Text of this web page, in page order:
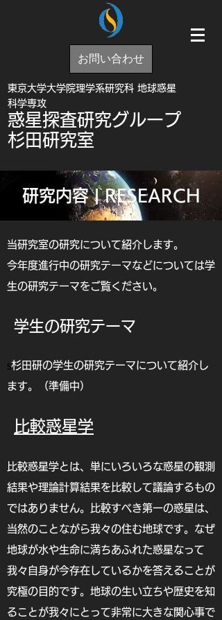
お問い合わせ
東京大学大学院理学系研究科 地球惑星
科学専攻
惑星探査研究グループ
杉田研究室
研究内容 | RESEARCH
当研究室の研究について紹介します。
今年度進行中の研究テーマなどについては学
生の研究テーマをご覧ください。
​学生の研究テーマ
s​杉田研の学生の研究テーマについて紹介し
ます。（準備中）
比較惑星学
比較惑星学とは、単にいろいろな惑星の観測
結果や理論計算結果を比較して議論するもの
ではありません。比較すべき第一の惑星は、
当然のことながら我々の住む地球です。なぜ
地球が水や生命に満ちあふれた惑星なって
我々自身が今存在しているかを答えることが
究極の目的です。地球の生い立ちや歴史を知
ることが我々にとって非常に大きな関心事で